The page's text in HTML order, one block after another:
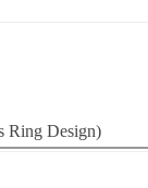
Ring Design)